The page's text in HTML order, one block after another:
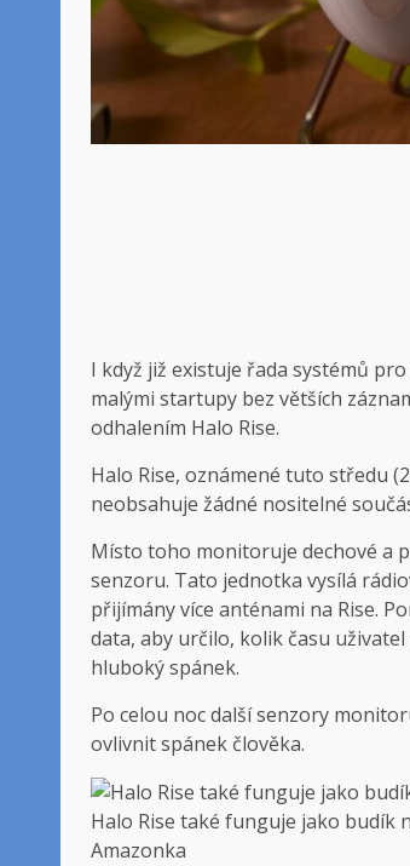
I když již existuje řada systémů
malými startupy bez větších
odhalením Halo Rise.
Halo Rise, oznámené tuto středu
neobsahuje žádné nositelné
Místo toho monitoruje dechové a
senzoru. Tato jednotka vysílá
přijímány více anténami na Rise.
data, aby určilo, kolik času
hluboký spánek.
Po celou noc další senzory
ovlivnit spánek člověka.
Halo Rise také funguje jako budík
Amazonka